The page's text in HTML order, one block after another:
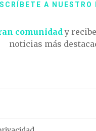
A NUESTRO
comunidady
noticias más